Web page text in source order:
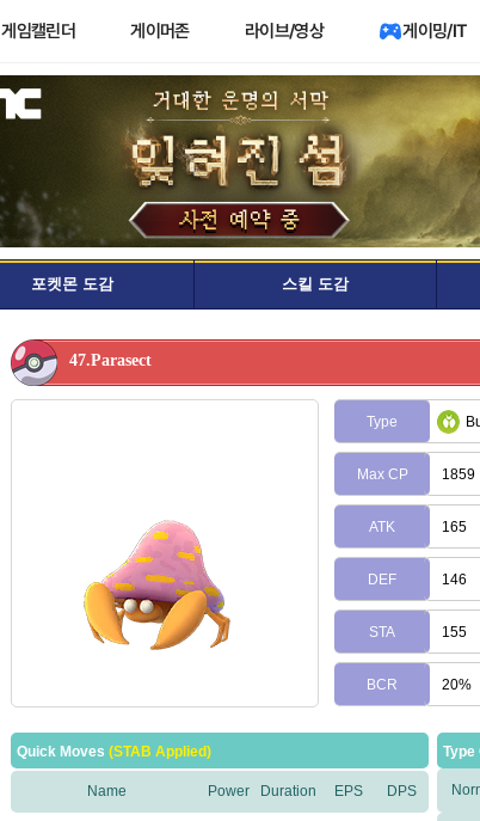
게임캘린더 게이머존 라이브/영상 게이밍/IT
포켓몬 도감 스킬 도감
47.Parasect
Type
Max CP 1859
ATK 165
DEF 146
STA 155
BCR 20%
Quick Moves (STAB Applied)
Name Power Duration EPS DPS
Type